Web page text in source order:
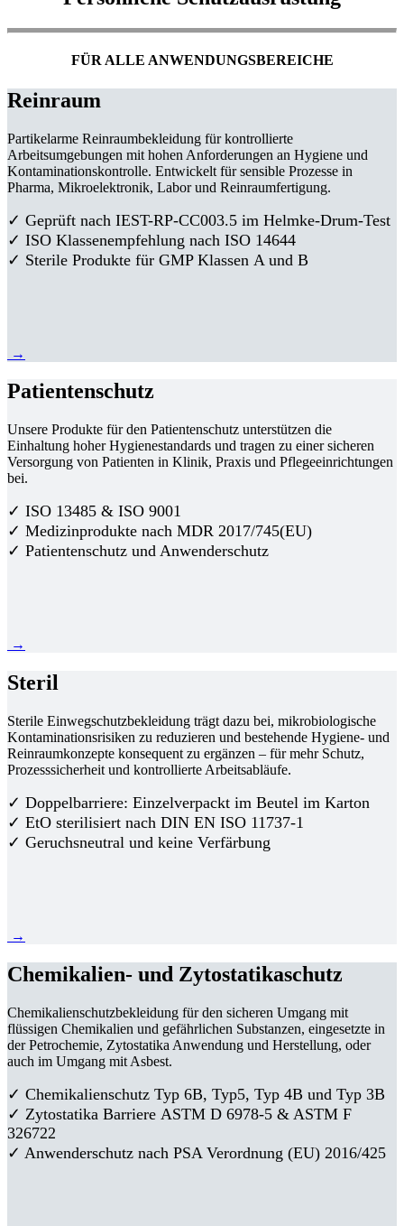
FÜR ALLE ANWENDUNGSBEREICHE
Reinraum
Partikelarme Reinraumbekleidung für kontrollierte
Arbeitsumgebungen mit hohen Anforderungen an Hygiene und
Kontaminationskontrolle. Entwickelt für sensible Prozesse in
Pharma, Mikroelektronik, Labor und Reinraumfertigung.
✓ Geprüft nach IEST-RP-CC003.5 im Helmke-Drum-Test
✓ ISO Klassenempfehlung nach ISO 14644
✓ Sterile Produkte für GMP Klassen A und B
→
Patientenschutz
Unsere Produkte für den Patientenschutz unterstützen die
Einhaltung hoher Hygienestandards und tragen zu einer sicheren
Versorgung von Patienten in Klinik, Praxis und Pflegeeinrichtungen
bei.
✓ ISO 13485 & ISO 9001
✓ Medizinprodukte nach MDR 2017/745(EU)
✓ Patientenschutz und Anwenderschutz
→
Steril
Sterile Einwegschutzbekleidung trägt dazu bei, mikrobiologische
Kontaminationsrisiken zu reduzieren und bestehende Hygiene- und
Reinraumkonzepte konsequent zu ergänzen – für mehr Schutz,
Prozesssicherheit und kontrollierte Arbeitsabläufe.
✓ Doppelbarriere: Einzelverpackt im Beutel im Karton
✓ EtO sterilisiert nach DIN EN ISO 11737-1
✓ Geruchsneutral und keine Verfärbung
→
Chemikalien- und Zytostatikaschutz
Chemikalienschutzbekleidung für den sicheren Umgang mit
flüssigen Chemikalien und gefährlichen Substanzen, eingesetzte in
der Petrochemie, Zytostatika Anwendung und Herstellung, oder
auch im Umgang mit Asbest.
✓ Chemikalienschutz Typ 6B, Typ5, Typ 4B und Typ 3B
✓ Zytostatika Barriere ASTM D 6978-5 & ASTM F
326722
✓ Anwenderschutz nach PSA Verordnung (EU) 2016/425